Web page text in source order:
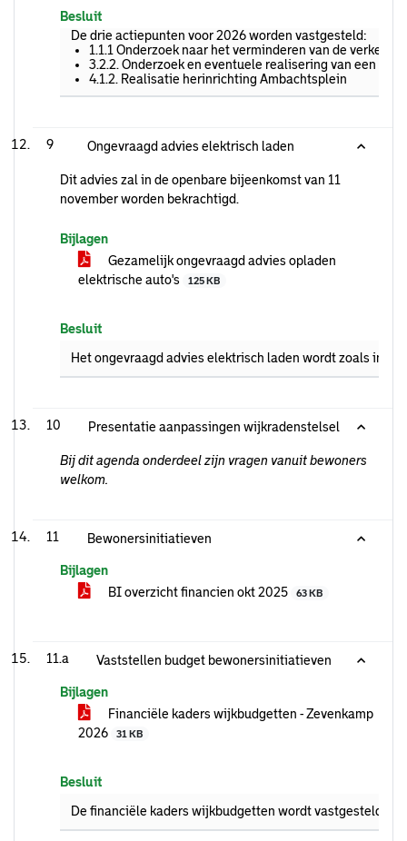
Besluit
De drie actiepunten voor 2026 worden vastgesteld:
1.1.1 Onderzoek naar het verminderen van de
3.2.2. Onderzoek en eventuele realisering van een
4.1.2. Realisatie herinrichting Ambachtsplein
9 Ongevraagd advies elektrisch laden
Dit advies zal in de openbare bijeenkomst van 11
november worden bekrachtigd.
Bijlagen
Gezamelijk ongevraagd advies opladen
elektrische auto's
125 KB
Besluit
Het ongevraagd advies elektrisch laden wordt zoals in
10 Presentatie aanpassingen wijkradenstelsel
Bij dit agenda onderdeel zijn vragen vanuit bewoners
welkom.
11 Bewonersinitiatieven
Bijlagen
BI overzicht financien okt 2025
63 KB
11.a Vaststellen budget bewonersinitiatieven
Bijlagen
Financiële kaders wijkbudgetten - Zevenkamp
2026
31 KB
Besluit
De financiële kaders wijkbudgetten wordt vastgesteld